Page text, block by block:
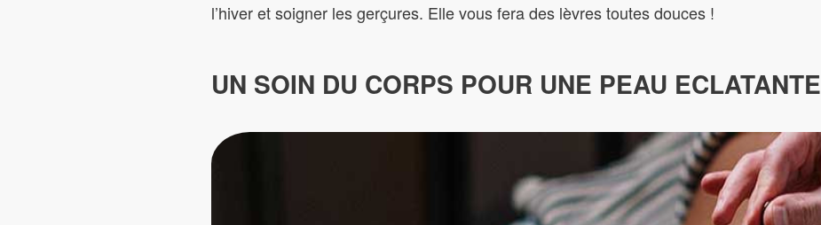
l’hiver et soigner les gerçures. Elle vous fera des lèvres toutes douces !
UN SOIN DU CORPS POUR UNE PEAU ECLATANTE